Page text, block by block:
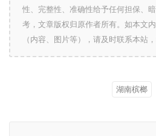
性、完整性、准确性给予任何担保、
考，文章版权归原作者所有。如本文
（内容、图片等），请及时联系本站
湖南槟榔